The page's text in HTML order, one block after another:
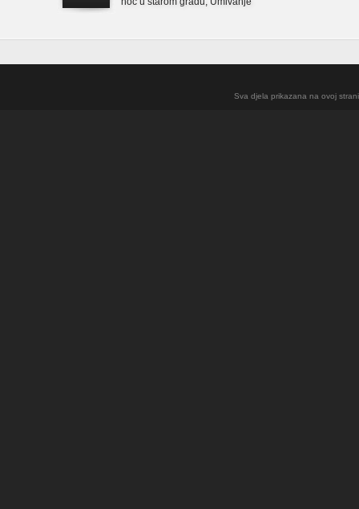
Sva djela prikazana na ovoj